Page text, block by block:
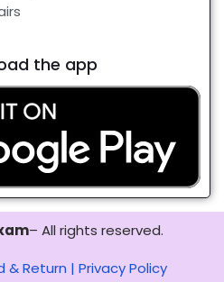
the app
– All rights reserved.
& Return | Privacy Policy